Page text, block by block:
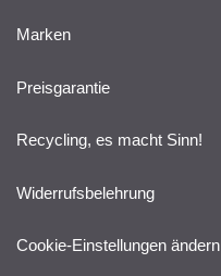
Marken
Preisgarantie
Recycling, es macht Sinn!
Widerrufsbelehrung
Cookie-Einstellungen ändern